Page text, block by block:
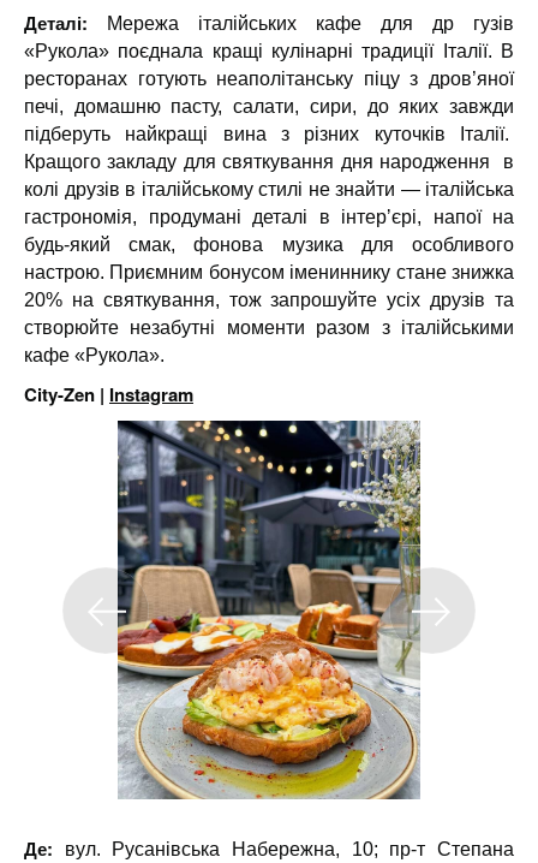
Деталі: Мережа італійських кафе для др гузів
«Рукола» поєднала кращі кулінарні традиції Італії. В
ресторанах готують неаполітанську піцу з дров’яної
печі, домашню пасту, салати, сири, до яких завжди
підберуть найкращі вина з різних куточків Італії.
Кращого закладу для святкування дня народження в
колі друзів в італійському стилі не знайти — італійська
гастрономія, продумані деталі в інтерʼєрі, напої на
будь-який смак, фонова музика для особливого
настрою. Приємним бонусом імениннику стане знижка
20% на святкування, тож запрошуйте усіх друзів та
створюйте незабутні моменти разом з італійськими
кафе «Рукола».
City-Zen | Instagram
Де: вул. Русанівська Набережна, 10; пр-т Степана